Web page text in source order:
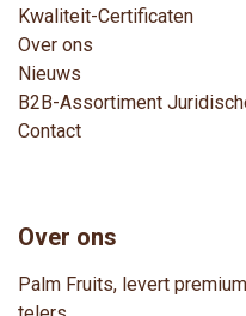
Kwaliteit-Certificaten
Over ons
Nieuws
B2B-Assortiment
Contact
Over ons
Palm Fruits, levert